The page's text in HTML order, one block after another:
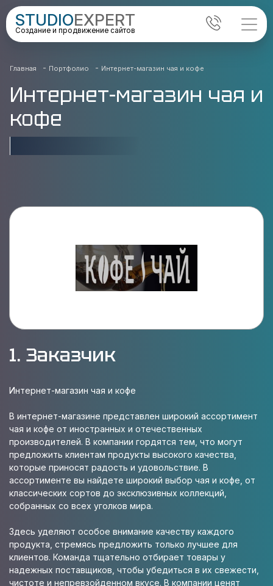
STUDIOEXPERT
Создание и продвижение сайтов
Главная - Портфолио - Интернет-магазин чая и кофе
Интернет-магазин чая и
кофе
1. Заказчик
Интернет-магазин чая и кофе
В интернет-магазине представлен широкий ассортимент
чая и кофе от иностранных и отечественных
производителей. В компании гордятся тем, что могут
предложить клиентам продукты высокого качества,
которые приносят радость и удовольствие. В
ассортименте вы найдете широкий выбор чая и кофе, от
классических сортов до эксклюзивных коллекций,
собранных со всех уголков мира.
Здесь уделяют особое внимание качеству каждого
продукта, стремясь предложить только лучшее для
клиентов. Команда тщательно отбирает товары у
надежных поставщиков, чтобы убедиться в их свежести,
чистоте и непревзойденном вкусе. В компании ценят